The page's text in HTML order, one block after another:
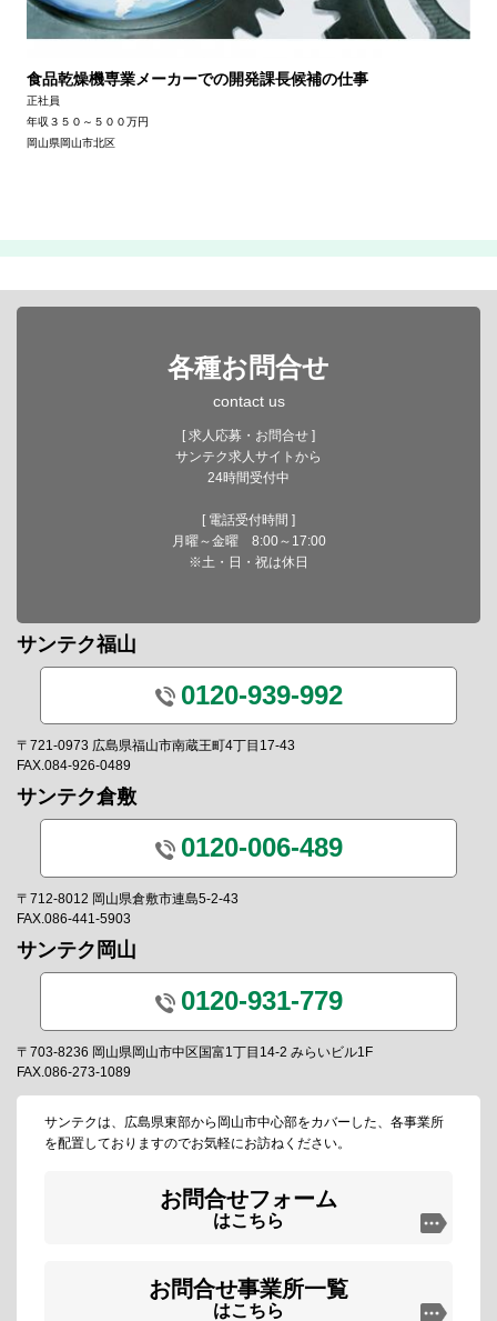
食品乾燥機専業メーカーでの開発課長候補の仕事
正社員
年収３５０～５００万円
岡山県岡山市北区
各種お問合せ
contact us
[ 求人応募・お問合せ ]
サンテク求人サイトから
24時間受付中
[ 電話受付時間 ]
月曜～金曜 8:00～17:00
※土・日・祝は休日
サンテク福山
0120-939-992
〒721-0973 広島県福山市南蔵王町4丁目17-43
FAX.084-926-0489
サンテク倉敷
0120-006-489
〒712-8012 岡山県倉敷市連島5-2-43
FAX.086-441-5903
サンテク岡山
0120-931-779
〒703-8236 岡山県岡山市中区国富1丁目14-2 みらいビル1F
FAX.086-273-1089
サンテクは、広島県東部から岡山市中心部をカバーした、各事業所
を配置しておりますのでお気軽にお訪ねください。
お問合せフォーム
はこちら
お問合せ事業所一覧
はこちら